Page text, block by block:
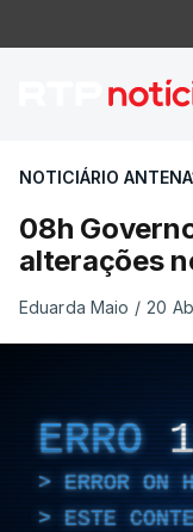
08h
NOTICIÁRIO
08h
alterações
Eduarda Maio / 20
ERRO
ERROR ON
ESTE